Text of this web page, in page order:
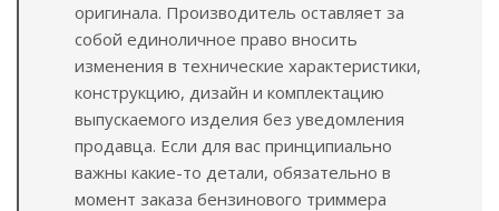
оригинала. Производитель оставляет за
собой единоличное право вносить
изменения в технические характеристики,
конструкцию, дизайн и комплектацию
выпускаемого изделия без уведомления
продавца. Если для вас принципиально
важны какие-то детали, обязательно в
момент заказа бензинового триммера